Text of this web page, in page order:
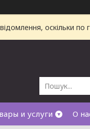
оскільки
и услуги О